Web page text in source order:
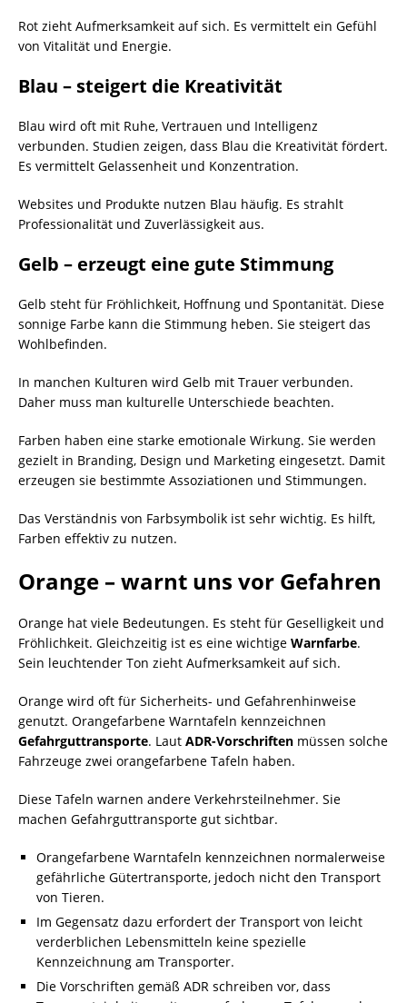
Rot zieht Aufmerksamkeit auf sich. Es vermittelt ein Gefühl
von Vitalität und Energie.
Blau – steigert die Kreativität
Blau wird oft mit Ruhe, Vertrauen und Intelligenz
verbunden. Studien zeigen, dass Blau die Kreativität fördert.
Es vermittelt Gelassenheit und Konzentration.
Websites und Produkte nutzen Blau häufig. Es strahlt
Professionalität und Zuverlässigkeit aus.
Gelb – erzeugt eine gute Stimmung
Gelb steht für Fröhlichkeit, Hoffnung und Spontanität. Diese
sonnige Farbe kann die Stimmung heben. Sie steigert das
Wohlbefinden.
In manchen Kulturen wird Gelb mit Trauer verbunden.
Daher muss man kulturelle Unterschiede beachten.
Farben haben eine starke emotionale Wirkung. Sie werden
gezielt in Branding, Design und Marketing eingesetzt. Damit
erzeugen sie bestimmte Assoziationen und Stimmungen.
Das Verständnis von Farbsymbolik ist sehr wichtig. Es hilft,
Farben effektiv zu nutzen.
Orange – warnt uns vor Gefahren
Orange hat viele Bedeutungen. Es steht für Geselligkeit und
Fröhlichkeit. Gleichzeitig ist es eine wichtige Warnfarbe.
Sein leuchtender Ton zieht Aufmerksamkeit auf sich.
Orange wird oft für Sicherheits- und Gefahrenhinweise
genutzt. Orangefarbene Warntafeln kennzeichnen
Gefahrguttransporte. Laut ADR-Vorschriften müssen solche
Fahrzeuge zwei orangefarbene Tafeln haben.
Diese Tafeln warnen andere Verkehrsteilnehmer. Sie
machen Gefahrguttransporte gut sichtbar.
Orangefarbene Warntafeln kennzeichnen normalerweise
gefährliche Gütertransporte, jedoch nicht den Transport
von Tieren.
Im Gegensatz dazu erfordert der Transport von leicht
verderblichen Lebensmitteln keine spezielle
Kennzeichnung am Transporter.
Die Vorschriften gemäß ADR schreiben vor, dass